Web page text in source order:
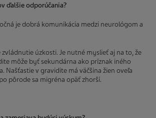
ďalšie odporúčania?
je dobrá komunikácia medzi neurológom a
zvládnutie úzkosti. Je nutné myslieť aj na to, že
môže byť sekundárna ako príznak iného
Našťastie v gravidite má väčšina žien oveľa
pôrode sa migréna opäť zhorší.